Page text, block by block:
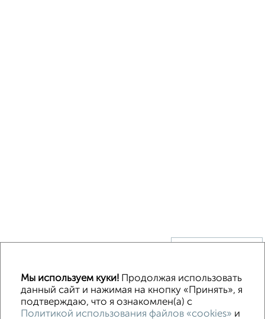
Без посредников В деревне Каркасный
Деревянный
Готовый дом Под ключ Загородный
Мы используем куки!Продолжая использовать
данный сайт и нажимая на кнопку «Принять», я
подтверждаю, что я ознакомлен(а) с
Политикой использования файлов «cookies» и